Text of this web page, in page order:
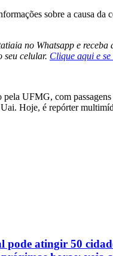
sobre a causa da
no Whatsapp e receba
seu celular. Clique aqui e se
pela UFMG, com
Hoje, é repórter
pode atingir 50